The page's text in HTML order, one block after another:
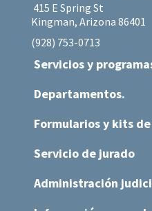
415 E Spring St
Kingman, Arizona 86401
(928) 753-0713
Servicios y
Departamentos.
Formularios y kits
Servicio de jurado
Administración